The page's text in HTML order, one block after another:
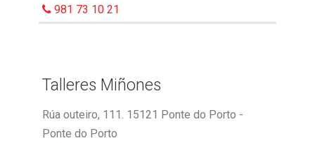
981 73 10 21
Talleres Miñones
Rúa outeiro, 111. 15121 Ponte do Porto -
Ponte do Porto